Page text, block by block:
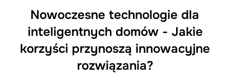
Nowoczesne technologie dla
inteligentnych domów - Jakie
korzyści przynoszą innowacyjne
rozwiązania?